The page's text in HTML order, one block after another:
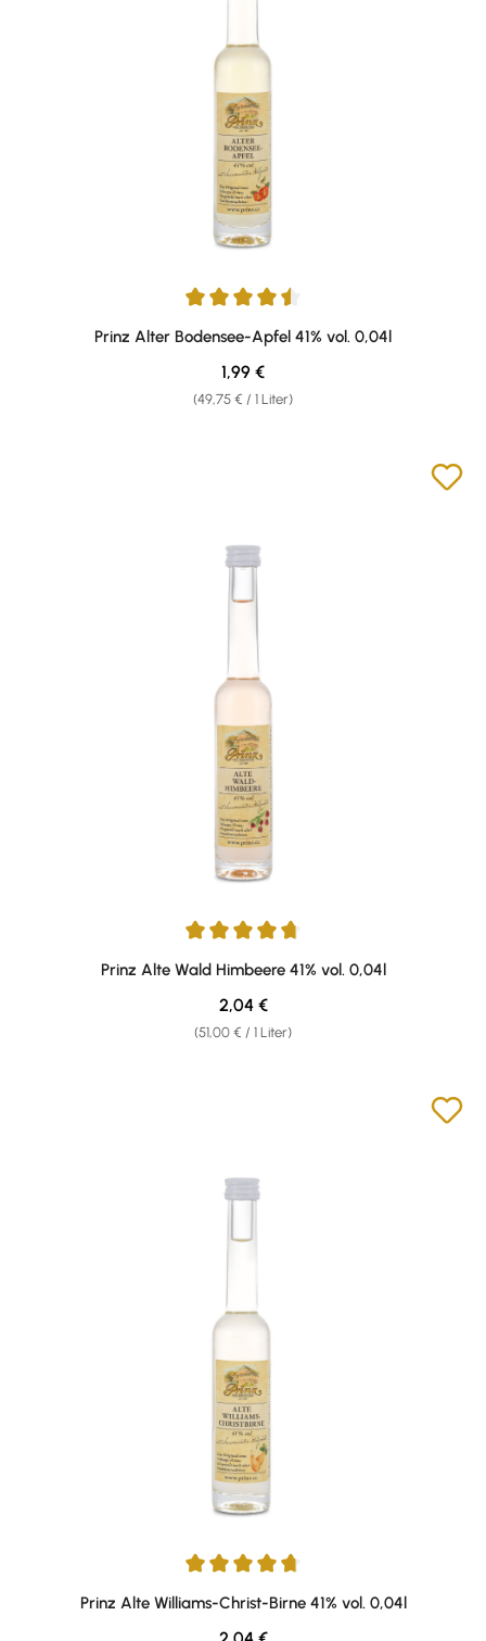
Durchschnittliche Bewertung von 4.43 von 5 Sternen
Prinz Alter Bodensee-Apfel 41% vol. 0,04l
(49,75 € / 1 Liter)
Regulärer Preis:
1,99 €
Durchschnittliche Bewertung von 4.75 von 5 Sternen
Prinz Alte Wald Himbeere 41% vol. 0,04l
(51,00 € / 1 Liter)
Regulärer Preis:
2,04 €
Durchschnittliche Bewertung von 4.75 von 5 Sternen
Prinz Alte Williams-Christ-Birne 41% vol. 0,04l
Regulärer Preis: